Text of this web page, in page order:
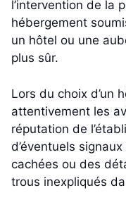
l’intervention de la
hébergement
un hôtel ou une
plus sûr.
Lors du choix d’un
attentivement les
réputation de
d’éventuels
cachées ou des
trous inexpliqués